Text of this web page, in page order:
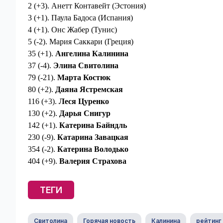
2 (+3). Анетт Контавейт (Эстония)
3 (+1). Паула Бадоса (Испания)
4 (+1). Онс Жабер (Тунис)
5 (-2). Мария Саккари (Греция)
35 (+1). Ангелина Калинина
37 (-4). Элина Свитолина
79 (-21). Марта Костюк
80 (+2). Даяна Ястремская
116 (+3). Леся Цуренко
130 (+2). Дарья Снигур
142 (+1). Катерина Байндль
230 (-9). Катарина Завацкая
354 (-2). Катерина Володько
404 (+9). Валерия Страхова
ТЕГИ
Свитолина Горячая новость Калинина рейтинг